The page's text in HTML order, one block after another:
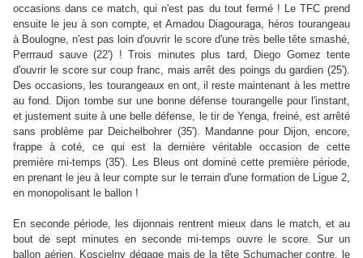
occasions dans ce match, qui n'est pas du tout fermé ! Le TFC prend
ensuite le jeu à son compte, et Amadou Diagouraga, héros tourangeau
à Boulogne, n'est pas loin d'ouvrir le score d'une très belle tête smashé,
Perrraud sauve (22') ! Trois minutes plus tard, Diego Gomez tente
d'ouvrir le score sur coup franc, mais arrêt des poings du gardien (25').
Des occasions, les tourangeaux en ont, il reste maintenant à les mettre
au fond. Dijon tombe sur une bonne défense tourangelle pour l'instant,
et justement suite à une belle défense, le tir de Yenga, freiné, est arrêté
sans problème par Deichelbohrer (35'). Mandanne pour Dijon, encore,
frappe à coté, ce qui est la dernière véritable occasion de cette
première mi-temps (35'). Les Bleus ont dominé cette première période,
en prenant le jeu à leur compte sur le terrain d'une formation de Ligue 2,
en monopolisant le ballon !
En seconde période, les dijonnais rentrent mieux dans le match, et au
bout de sept minutes en seconde mi-temps ouvre le score. Sur un
ballon aérien, Koscielny dégage mais de la tête Schumacher contre, le